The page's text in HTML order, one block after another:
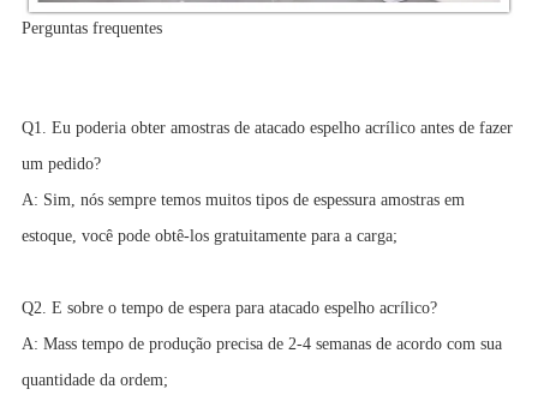
Perguntas frequentes
Q1. Eu poderia obter amostras de atacado espelho acrílico antes de fazer
um pedido?
A: Sim, nós sempre temos muitos tipos de espessura amostras em
estoque, você pode obtê-los gratuitamente para a carga;
Q2. E sobre o tempo de espera para atacado espelho acrílico?
A: Mass tempo de produção precisa de 2-4 semanas de acordo com sua
quantidade da ordem;